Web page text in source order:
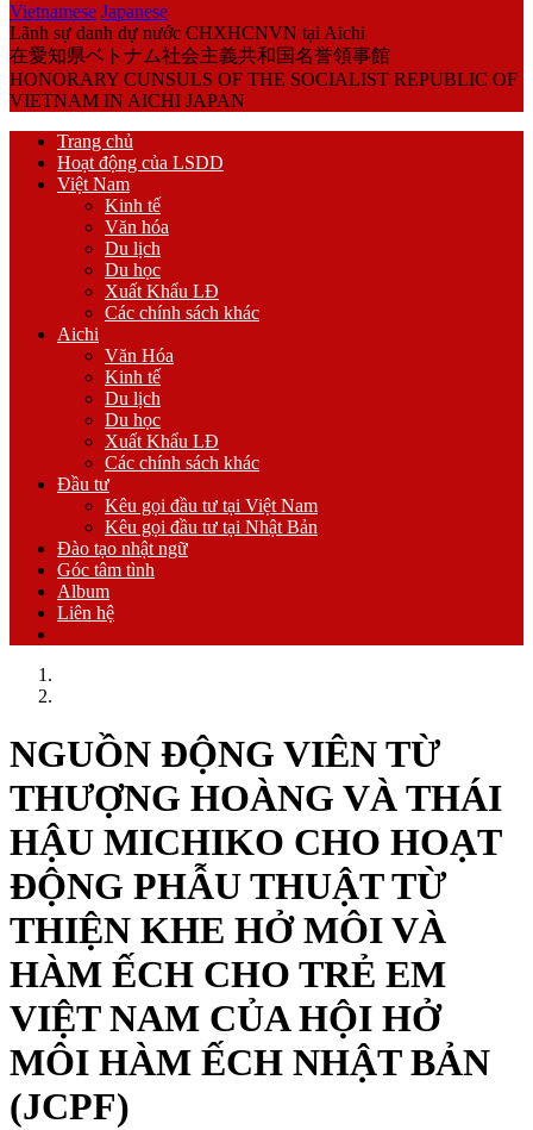
Vietnamese Japanese
Lãnh sự danh dự nước CHXHCNVN tại Aichi
在愛知県ベトナム社会主義共和国名誉領事館
HONORARY CUNSULS OF THE SOCIALIST REPUBLIC OF
VIETNAM IN AICHI JAPAN
Trang chủ
Hoạt động của LSDD
Việt Nam
Kinh tế
Văn hóa
Du lịch
Du học
Xuất Khẩu LĐ
Các chính sách khác
Aichi
Văn Hóa
Kinh tế
Du lịch
Du học
Xuất Khẩu LĐ
Các chính sách khác
Đầu tư
Kêu gọi đầu tư tại Việt Nam
Kêu gọi đầu tư tại Nhật Bản
Đào tạo nhật ngữ
Góc tâm tình
Album
Liên hệ
NGUỒN ĐỘNG VIÊN TỪ
THƯỢNG HOÀNG VÀ THÁI
HẬU MICHIKO CHO HOẠT
ĐỘNG PHẪU THUẬT TỪ
THIỆN KHE HỞ MÔI VÀ
HÀM ẾCH CHO TRẺ EM
VIỆT NAM CỦA HỘI HỞ
MÔI HÀM ẾCH NHẬT BẢN
(JCPF)